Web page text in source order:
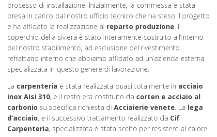
processo di installazione. Inizialmente, la commessa è stata
presa in carico dal nostro ufficio tecnico che ha steso il progetto
e ha affidato la realizzazione al reparto produzione. Il
coperchio della siviera è stato interamente costruito all’interno
del nostro stabilimento, ad esclusione del rivestimento
refrattario interno che abbiamo affidato ad un’azienda esterna
specializzata in questo genere di lavorazione.
La carpenteria è stata realizzata quasi totalmente in acciaio
inox Aisi 310, e il resto era costituito da corten e acciaio al
carbonio su specifica richiesta di Acciaierie venete . La lega
d’acciaio, e il successivo trattamento realizzato da Cif
Carpenteria, specializzata è stata scelto per resistere al calore.